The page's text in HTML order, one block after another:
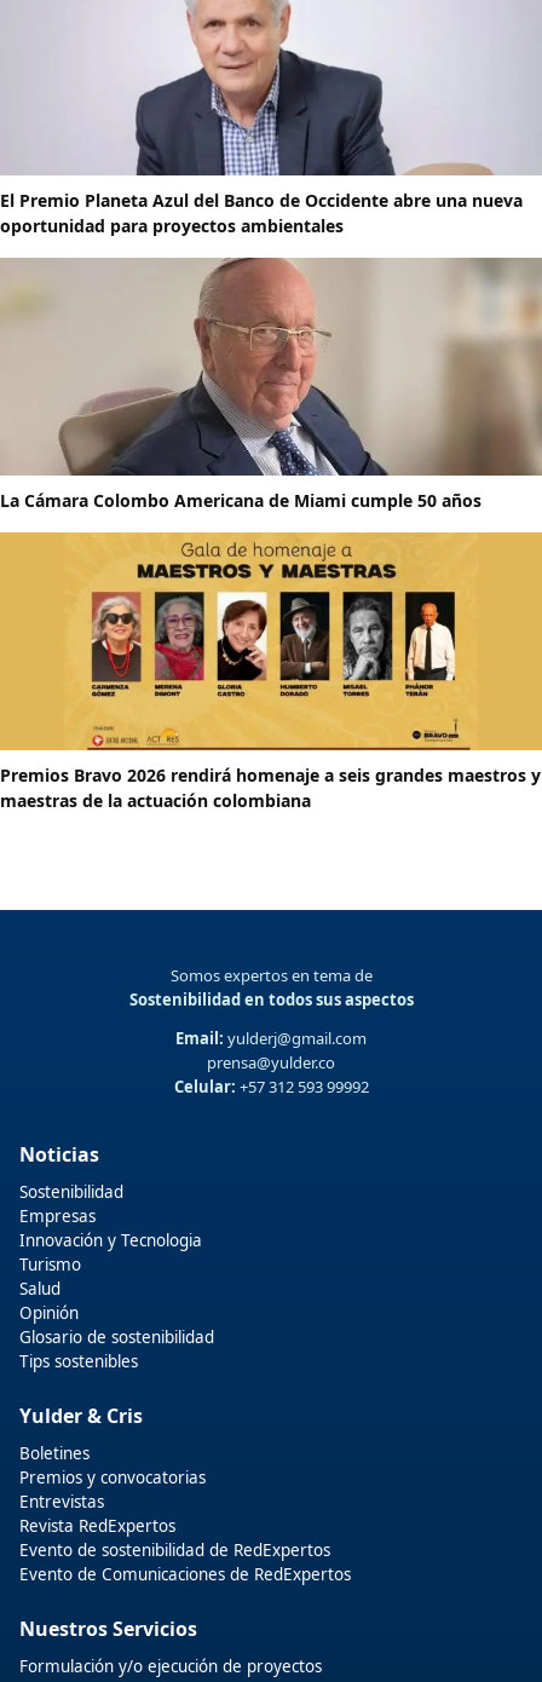
El Premio Planeta Azul del Banco de Occidente abre una nueva
oportunidad para proyectos ambientales
La Cámara Colombo Americana de Miami cumple 50 años
Premios Bravo 2026 rendirá homenaje a seis grandes maestros y
maestras de la actuación colombiana
Somos expertos en tema de
Sostenibilidad en todos sus aspectos
Email: yulderj@gmail.com
prensa@yulder.co
Celular: +57 312 593 99992
Noticias
Sostenibilidad
Empresas
Innovación y Tecnologia
Turismo
Salud
Opinión
Glosario de sostenibilidad
Tips sostenibles
Yulder & Cris
Boletines
Premios y convocatorias
Entrevistas
Revista RedExpertos
Evento de sostenibilidad de RedExpertos
Evento de Comunicaciones de RedExpertos
Nuestros Servicios
Formulación y/o ejecución de proyectos